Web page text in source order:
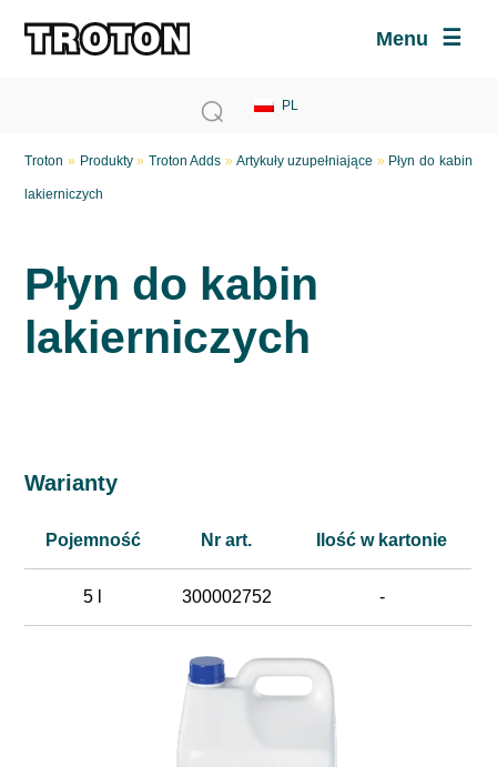
Menu
Troton » Produkty» Troton Adds » Artykuły uzupełniające » Płyn do kabin
lakierniczych
Płyn do kabin
lakierniczych
Warianty
Pojemność Nr art. Ilość w kartonie
5 l 300002752 -